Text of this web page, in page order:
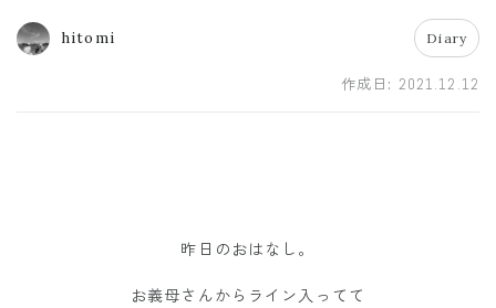
hitomi Diary
作成日: 2021.12.12
昨日のおはなし。
お義母さんからライン入ってて